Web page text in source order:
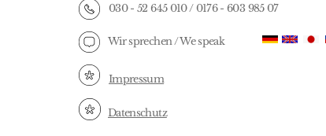
030 - 52 645 010 / 0176 - 603 985 07
Wir sprechen / We speak
Impressum
Datenschutz